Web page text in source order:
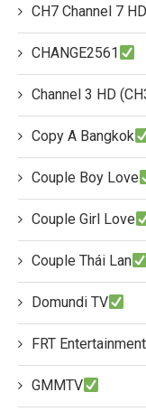
CH7 Channel 7 HD
CHANGE2561
Channel 3 HD
Copy A Bangkok
Couple Boy Love
Couple Girl Love
Couple Thái Lan
Domundi TV
FRT Entertainment
GMMTV